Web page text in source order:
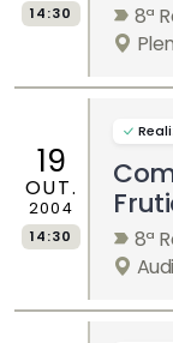
14:30
8ª
19
OUT.
2004
14:30
8ª